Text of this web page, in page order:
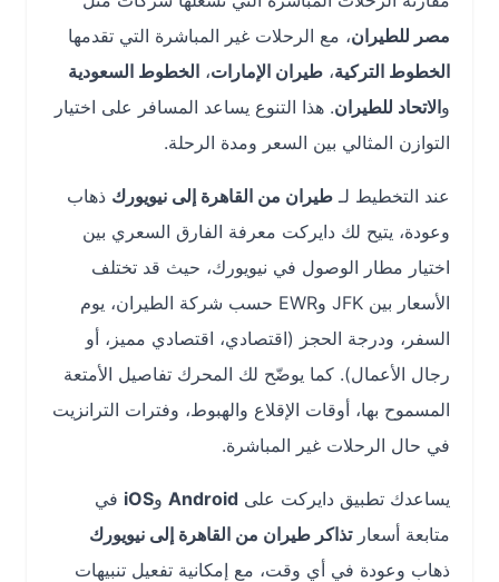
مصر للطيران، مع الرحلات غير المباشرة التي تقدمها
الخطوط التركية،طيران الإمارات،الخطوط السعودية
الاتحاد للطيران. هذا التنوع يساعد المسافر على اختيار
التوازن المثالي بين السعر ومدة الرحلة.
عند التخطيط لـطيران من القاهرة إلى نيويوركذهاب
وعودة، يتيح لك دايركت معرفة الفارق السعري بين
اختيار مطار الوصول في نيويورك، حيث قد تختلف
الأسعار بين JFK وEWR حسب شركة الطيران، يوم
السفر، ودرجة الحجز (اقتصادي، اقتصادي مميز، أو
رجال الأعمال). كما يوضّح لك المحرك تفاصيل الأمتعة
المسموح بها، أوقات الإقلاع والهبوط، وفترات الترانزيت
في حال الرحلات غير المباشرة.
يساعدك تطبيق دايركت علىAndroidوiOS في
متابعة أسعارتذاكر طيران من القاهرة إلى نيويورك
ذهاب وعودة في أي وقت، مع إمكانية تفعيل تنبيهات